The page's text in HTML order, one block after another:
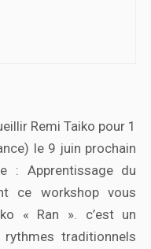
Remi Taiko pour 1
le 9 juin prochain
: Apprentissage du
ce workshop vous
« Ran ». c’est un
traditionnels